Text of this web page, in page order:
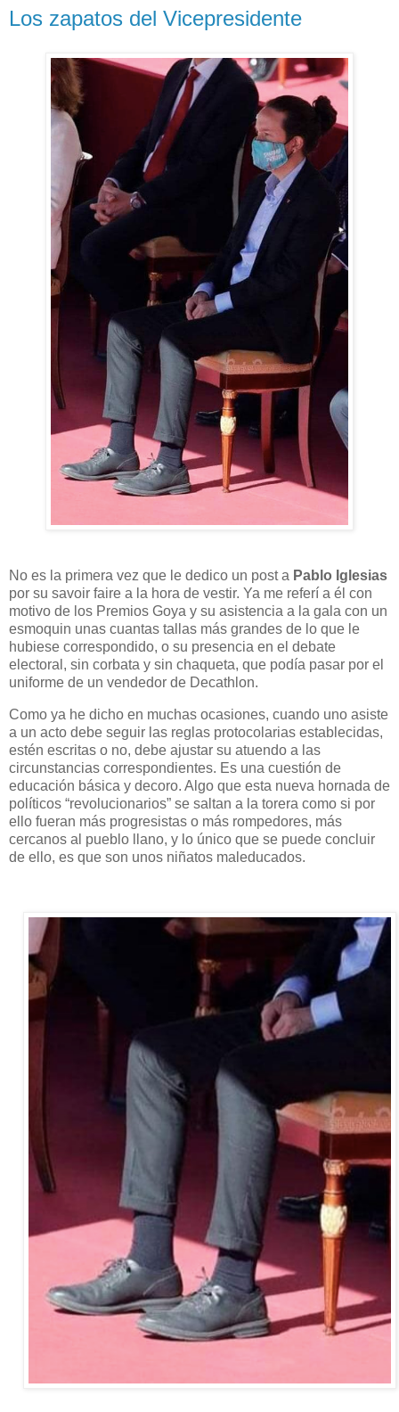
Los zapatos del Vicepresidente
No es la primera vez que le dedico un post a Pablo Iglesias
por su savoir faire a la hora de vestir. Ya me referí a él con
motivo de los Premios Goya y su asistencia a la gala con un
esmoquin unas cuantas tallas más grandes de lo que le
hubiese correspondido, o su presencia en el debate
electoral, sin corbata y sin chaqueta, que podía pasar por el
uniforme de un vendedor de Decathlon.
Como ya he dicho en muchas ocasiones, cuando uno asiste
a un acto debe seguir las reglas protocolarias establecidas,
estén escritas o no, debe ajustar su atuendo a las
circunstancias correspondientes. Es una cuestión de
educación básica y decoro. Algo que esta nueva hornada de
políticos “revolucionarios” se saltan a la torera como si por
ello fueran más progresistas o más rompedores, más
cercanos al pueblo llano, y lo único que se puede concluir
de ello, es que son unos niñatos maleducados.